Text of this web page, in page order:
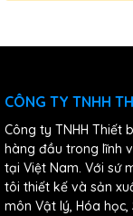
CÔNG TY TNHH
Công ty TNHH Thiết
hàng đầu trong lĩnh
tại Việt Nam. Với sứ
tôi thiết kế và sản
môn Vật lý, Hóa